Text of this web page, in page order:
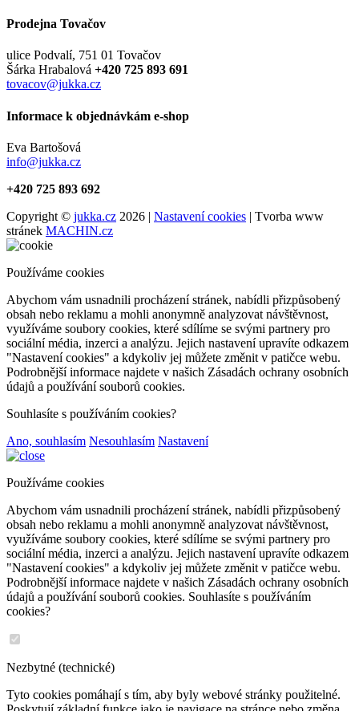
Prodejna Tovačov
ulice Podvalí, 751 01 Tovačov
Šárka Hrabalová +420 725 893 691
tovacov@jukka.cz
Informace k objednávkám e-shop
Eva Bartošová
info@jukka.cz
+420 725 893 692
Copyright © jukka.cz 2026 | Nastavení cookies | Tvorba www
stránek MACHIN.cz
Používáme cookies
Abychom vám usnadnili procházení stránek, nabídli přizpůsobený
obsah nebo reklamu a mohli anonymně analyzovat návštěvnost,
využíváme soubory cookies, které sdílíme se svými partnery pro
sociální média, inzerci a analýzu. Jejich nastavení upravíte odkazem
"Nastavení cookies" a kdykoliv jej můžete změnit v patičce webu.
Podrobnější informace najdete v našich Zásadách ochrany osobních
údajů a používání souborů cookies.
Souhlasíte s používáním cookies?
Ano, souhlasím Nesouhlasím Nastavení
Používáme cookies
Abychom vám usnadnili procházení stránek, nabídli přizpůsobený
obsah nebo reklamu a mohli anonymně analyzovat návštěvnost,
využíváme soubory cookies, které sdílíme se svými partnery pro
sociální média, inzerci a analýzu. Jejich nastavení upravíte odkazem
"Nastavení cookies" a kdykoliv jej můžete změnit v patičce webu.
Podrobnější informace najdete v našich Zásadách ochrany osobních
údajů a používání souborů cookies. Souhlasíte s používáním
cookies?
Nezbytné (technické)
Tyto cookies pomáhají s tím, aby byly webové stránky použitelné.